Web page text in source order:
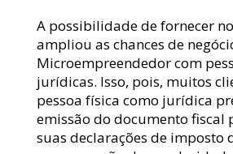
ESTÁGIO
ESTÁGIO PÓS-
AUXILIAR
A possibilidade de fornecer
ampliou as chances de
Microempreendedor com
jurídicas. Isso, pois, muitos
pessoa física como jurídica
emissão do documento fiscal
suas declarações de imposto